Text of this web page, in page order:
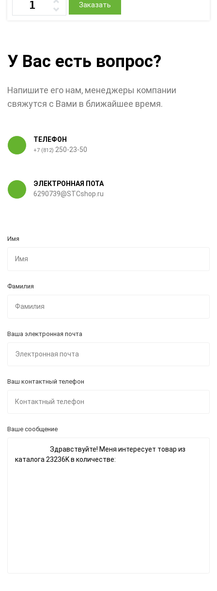
Заказать
У Вас есть вопрос?
Напишите его нам, менеджеры компании
свяжутся с Вами в ближайшее время.
ТЕЛЕФОН
+7 (812) 250-23-50
ЭЛЕКТРОННАЯ ПОТА
6290739@STCshop.ru
Имя
Фамилия
Ваша электронная почта
Ваш контактный телефон
Ваше сообщение